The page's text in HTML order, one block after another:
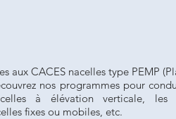
aux CACES nacelles type PEMP
nos programmes pour
à élévation verticale, les
fixes ou mobiles, etc.